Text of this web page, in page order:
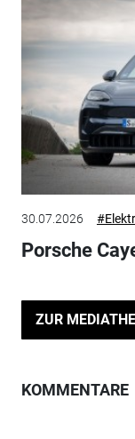
30.07.2026
Porsche
ZUR
KOMMENTARE